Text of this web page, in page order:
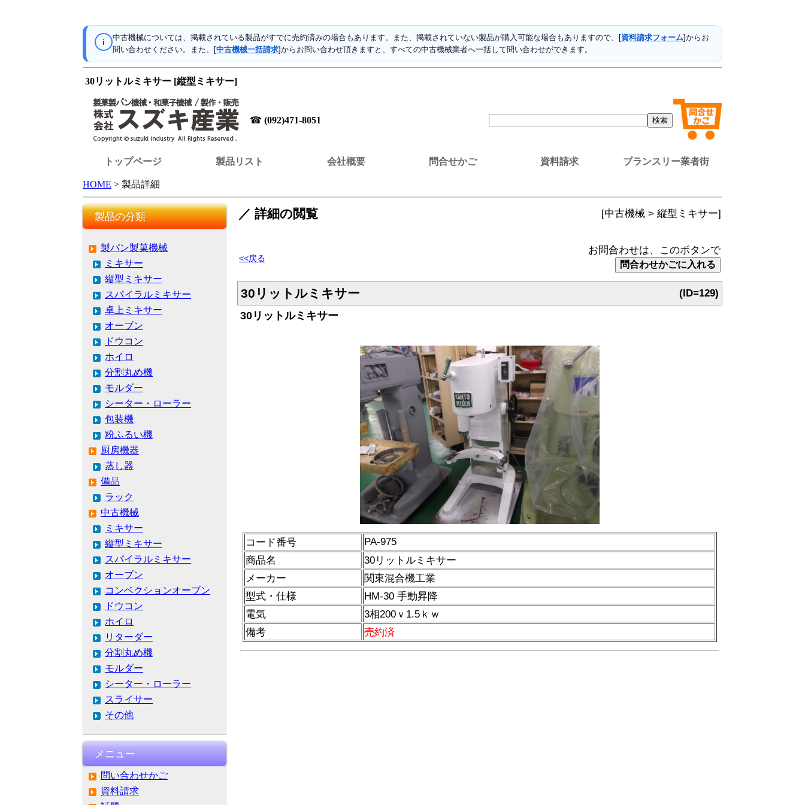
i 中古機械については、掲載されている製品がすでに売約済みの場合もあります。また、掲載されていない製品が購入可能な場合もありますので、[資料請求フォーム]からお
問い合わせください。また、[中古機械一括請求]からお問い合わせ頂きますと、すべての中古機械業者へ一括して問い合わせができます。
30リットルミキサー [縦型ミキサー]
☎ (092)471-8051
トップページ 製品リスト 会社概要 問合せかご 資料請求 ブランスリー業者街
HOME > 製品詳細
製品の分類
製パン製菓機械
ミキサー
縦型ミキサー
スパイラルミキサー
卓上ミキサー
オーブン
ドウコン
ホイロ
分割丸め機
モルダー
シーター・ローラー
包装機
粉ふるい機
厨房機器
蒸し器
備品
ラック
中古機械
ミキサー
縦型ミキサー
スパイラルミキサー
オーブン
コンベクションオーブン
ドウコン
ホイロ
リターダー
分割丸め機
モルダー
シーター・ローラー
スライサー
その他
メニュー
問い合わせかご
資料請求
／ 詳細の閲覧 [中古機械 > 縦型ミキサー]
<<戻る
お問合わせは、このボタンで
30リットルミキサー
(ID=129)
30リットルミキサー
コード番号
PA-975
商品名
30リットルミキサー
メーカー
関東混合機工業
型式・仕様
HM-30 手動昇降
電気
3相200ｖ1.5ｋｗ
備考
売約済